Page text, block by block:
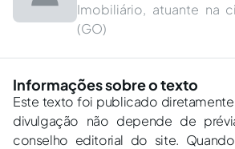
Imobiliário, atuante na
(GO)
Informações sobre o texto
Este texto foi publicado diretamente
divulgação não depende de
conselho editorial do site.